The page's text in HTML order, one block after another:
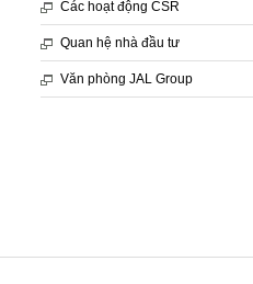
Các hoạt động CSR
Quan hệ nhà đầu tư
Văn phòng JAL Group